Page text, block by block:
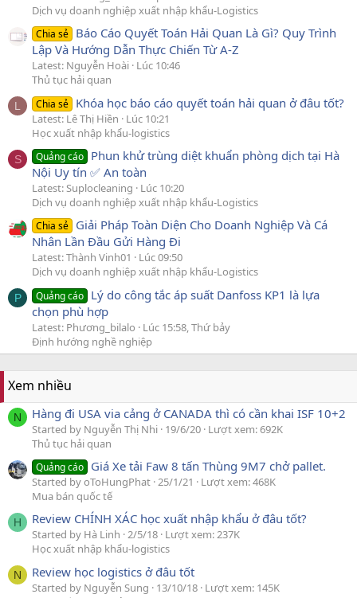
Dịch vụ doanh nghiệp xuất nhập khẩu-Logistics
Chia sẻ Báo Cáo Quyết Toán Hải Quan Là Gì? Quy Trình
Lập Và Hướng Dẫn Thực Chiến Từ A-Z
Latest: Nguyễn Hoài Lúc 10:46
Thủ tục hải quan
L Chia sẻ Khóa học báo cáo quyết toán hải quan ở đâu tốt?
Latest: Lê Thị Hiền
Lúc 10:21
Học xuất nhập khẩu-logistics
S Quảng cáo Phun khử trùng diệt khuẩn phòng dịch tại Hà
Nội Uy tín ✅ An toàn
Latest: Suplocleaning
Lúc 10:20
Dịch vụ doanh nghiệp xuất nhập khẩu-Logistics
Chia sẻ Giải Pháp Toàn Diện Cho Doanh Nghiệp Và Cá
Nhân Lần Đầu Gửi Hàng Đi
Latest: Thành Vinh01
Lúc 09:50
Dịch vụ doanh nghiệp xuất nhập khẩu-Logistics
P Quảng cáo Lý do công tắc áp suất Danfoss KP1 là lựa
chọn phù hợp
Latest: Phương_bilalo
Lúc 15:58, Thứ bảy
Định hướng nghề nghiệp
Xem nhiều
N Hàng đi USA via cảng ở CANADA thì có cần khai ISF 10+2
Started by Nguyễn Thị Nhi 19/6/20 Lượt xem: 692K
Thủ tục hải quan
Quảng cáo Giá Xe tải Faw 8 tấn Thùng 9M7 chở pallet.
Started by oToHungPhat 25/1/21
Lượt xem: 468K
Mua bán quốc tế
H Review CHÍNH XÁC học xuất nhập khẩu ở đâu tốt?
Started by Hà Linh 2/5/18 Lượt xem: 237K
Học xuất nhập khẩu-logistics
N Review học logistics ở đâu tốt
Started by Nguyễn Sung 13/10/18 Lượt xem: 145K